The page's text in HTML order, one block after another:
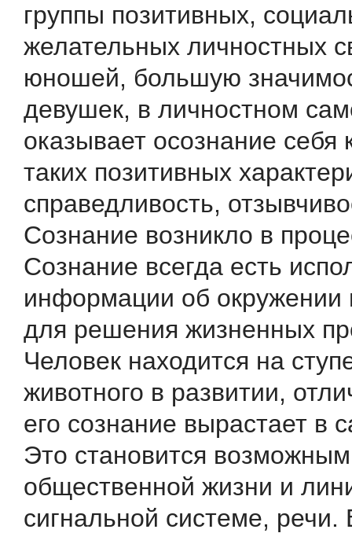
группы позитивных,
желательных личностных
юношей, большую
девушек, в личностном
оказывает осознание себя
таких позитивных
справедливость,
Сознание возникло в
Сознание всегда есть
информации об окружении
для решения жизненных
Человек находится на
животного в развитии,
его сознание вырастает в
Это становится
общественной жизни и
сигнальной системе, речи.